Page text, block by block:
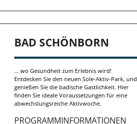
BAD SCHÖNBORN
… wo Gesundheit zum Erlebnis wird!
Entdecken Sie den neuen Sole-Aktiv-Park, und
genießen Sie die badische Gastlichkeit. Hier
finden Sie ideale Voraussetzungen für eine
abwechslungsreiche Aktivwoche.
PROGRAMMINFORMATIONEN